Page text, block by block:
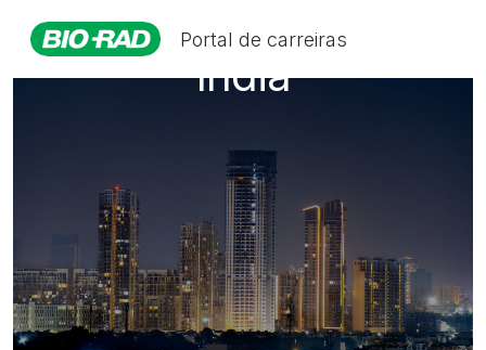
Portal de carreiras
Índia